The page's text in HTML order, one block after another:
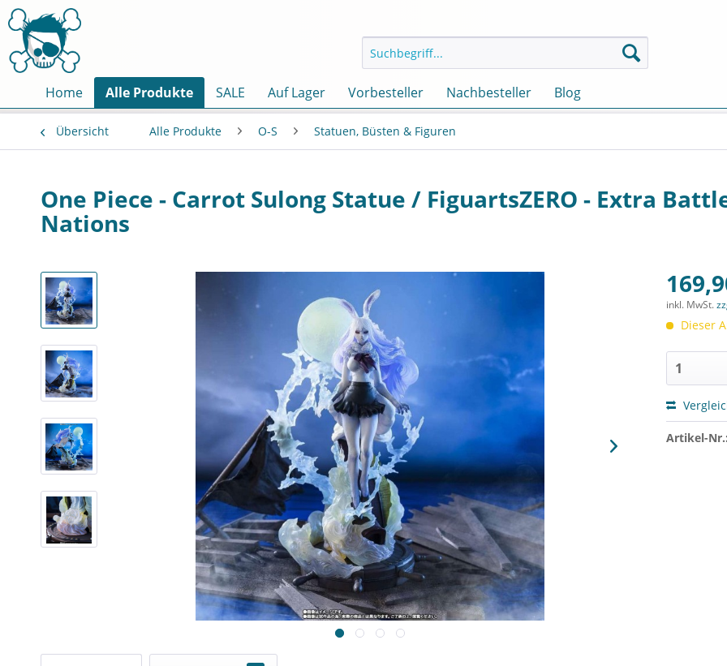
Home Alle Produkte SALE Auf Lager Vorbesteller Nachbesteller Blog
Übersicht Alle Produkte O-S Statuen, Büsten & Figuren
One Piece - Carrot Sulong Statue / FiguartsZERO - Extra
Nations
inkl. MwSt.
Dieser
Artikel-Nr.: